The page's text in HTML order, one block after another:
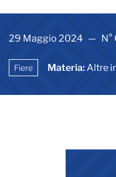
29 Maggio 2024 — N°
Fiere Materia: Altre